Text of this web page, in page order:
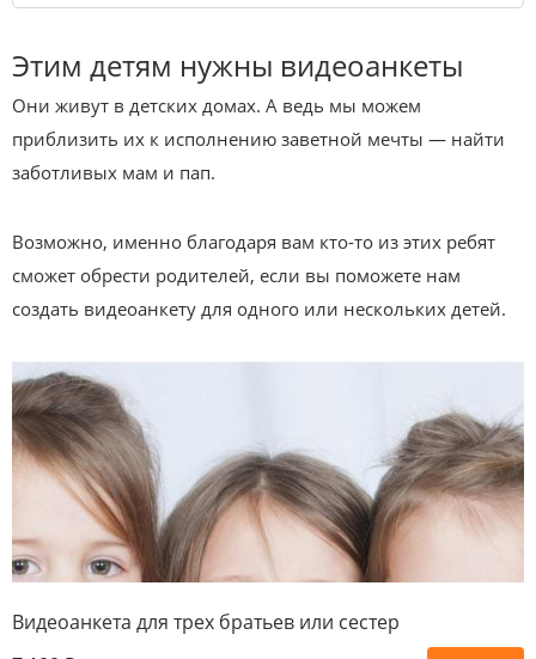
Этим детям нужны видеоанкеты
Они живут в детских домах. А ведь мы можем
приблизить их к исполнению заветной мечты — найти
заботливых мам и пап.
Возможно, именно благодаря вам кто-то из этих ребят
сможет обрести родителей, если вы поможете нам
создать видеоанкету для одного или нескольких детей.
Видеоанкета для трех братьев или сестер